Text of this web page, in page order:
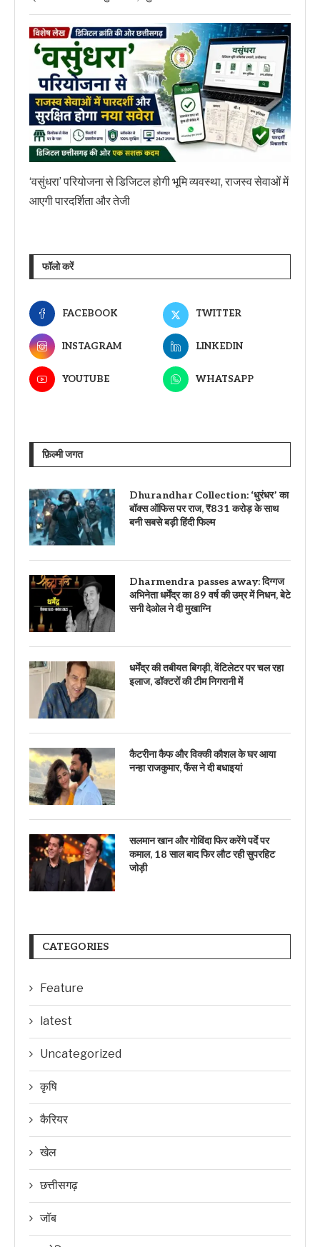
‘वसुंधरा’ परियोजना से डिजिटल होगी भूमि व्यवस्था, राजस्व सेवाओं में
आएगी पारदर्शिता और तेजी
फॉलो करें
FACEBOOK TWITTER
INSTAGRAM LINKEDIN
YOUTUBE WHATSAPP
फ़िल्मी जगत
Dhurandhar Collection: ‘धुरंधर’ का
बॉक्स ऑफिस पर राज, ₹831 करोड़ के साथ
बनी सबसे बड़ी हिंदी फिल्म
Dharmendra passes away: दिग्गज
अभिनेता धर्मेंद्र का 89 वर्ष की उम्र में निधन, बेटे
सनी देओल ने दी मुखाग्नि
धर्मेंद्र की तबीयत बिगड़ी, वेंटिलेटर पर चल रहा
इलाज, डॉक्टरों की टीम निगरानी में
कैटरीना कैफ और विक्की कौशल के घर आया
नन्हा राजकुमार, फैंस ने दी बधाइयां
सलमान खान और गोविंदा फिर करेंगे पर्दे पर
कमाल, 18 साल बाद फिर लौट रही सुपरहिट
जोड़ी
CATEGORIES
Feature
latest
Uncategorized
कृषि
कैरियर
खेल
छत्तीसगढ़
जॉब